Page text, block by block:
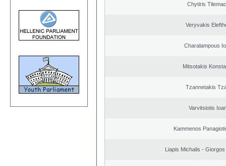
Chytiris
Veryvakis
Charalampous
Mitsotakis
Tzannetakis
Varvitsiotis
Kammenos
Liapis Michalis -